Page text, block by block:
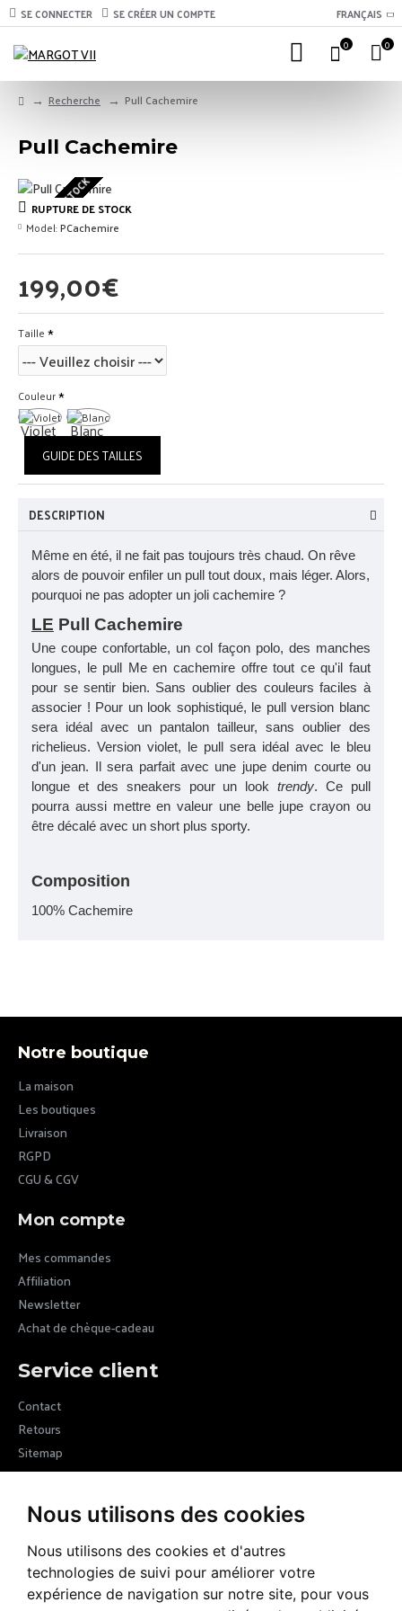
Nous utilisons des cookies
Nous utilisons des cookies et d'autres
technologies de suivi pour améliorer votre
expérience de navigation sur notre site, pour vous
SE CONNECTER SE CRÉER UN COMPTE
FRANÇAIS
0
0
Recherche Pull Cachemire
Pull Cachemire
RUPTURE DE STOCK
199,00€
RUPTURE DE STOCK
Model:PCachemire
Taille
Couleur
Violet Blanc
GUIDE DES TAILLES
DESCRIPTION
Même en été, il ne fait pas toujours très chaud. On rêve
alors de pouvoir enfiler un pull tout doux, mais léger. Alors,
pourquoi ne pas adopter un joli cachemire ?
LE Pull Cachemire
Une coupe confortable, un col façon polo, des manches
longues, le pull Me en cachemire offre tout ce qu'il faut
pour se sentir bien. Sans oublier des couleurs faciles à
associer ! Pour un look sophistiqué, le pull version blanc
sera idéal avec un pantalon tailleur, sans oublier des
richelieus. Version violet, le pull sera idéal avec le bleu
d'un jean. Il sera parfait avec une jupe denim courte ou
longue et des sneakers pour un looktrendy. Ce pull
pourra aussi mettre en valeur une belle jupe crayon ou
être décalé avec un short plus sporty.
Composition
100% Cachemire
Notre boutique
La maison
Les boutiques
Livraison
RGPD
CGU & CGV
Mon compte
Mes commandes
Affiliation
Newsletter
Achat de chèque-cadeau
Service client
Contact
Retours
Sitemap
Newsletter
Devenez membre de la communauté Margot VII en vous inscrivant
à nos newsletters et recevez les nouvelles de la marque